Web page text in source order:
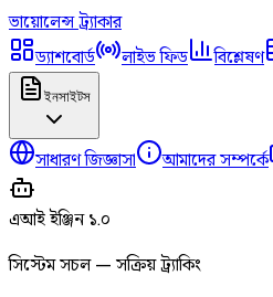
ভায়োলেন্সট্র্যাকার
ড্যাশবোর্ড
লাইভ ফিড বিশ্লেষণ
ইনসাইটস
সাধারণ জিজ্ঞাসা আমাদের সম্পর্কে
এআই ইঞ্জিন ১.০
সিস্টেম সচল — সক্রিয় ট্র্যাকিং